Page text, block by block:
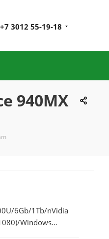
+7 3012 55-19-18
940MX
6Gb/1Tb/nVidia
Windows